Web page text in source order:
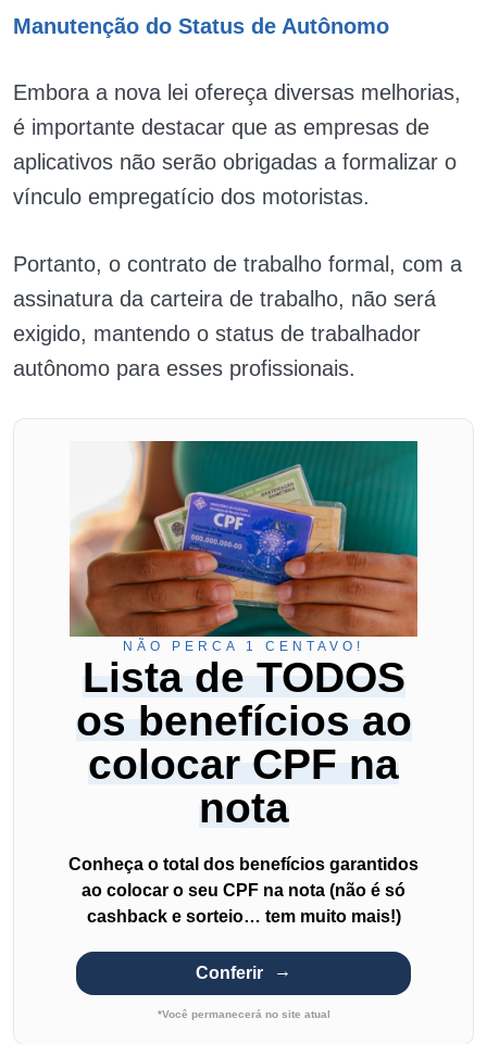
Manutenção do Status de Autônomo
Embora a nova lei ofereça diversas melhorias,
é importante destacar que as empresas de
aplicativos não serão obrigadas a formalizar o
vínculo empregatício dos motoristas.
Portanto, o contrato de trabalho formal, com a
assinatura da carteira de trabalho, não será
exigido, mantendo o status de trabalhador
autônomo para esses profissionais.
NÃO PERCA 1 CENTAVO!
Lista de TODOS
os benefícios ao
colocar CPF na
nota
Conheça o total dos benefícios garantidos
ao colocar o seu CPF na nota (não é só
cashback e sorteio… tem muito mais!)
Conferir
*Você permanecerá no site atual